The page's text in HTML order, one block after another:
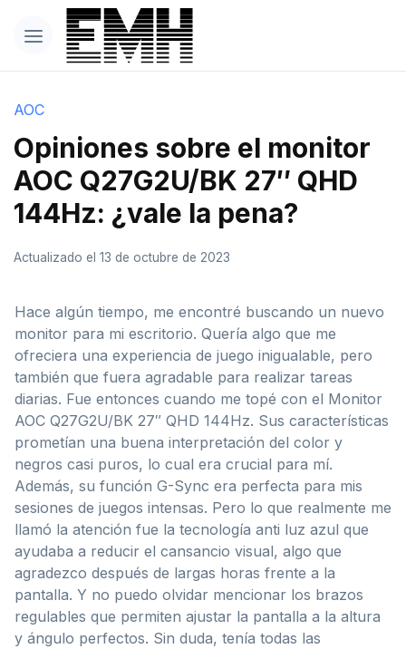
AOC
Opiniones sobre el monitor
AOC Q27G2U/BK 27″ QHD
144Hz: ¿vale la pena?
Actualizado el 13 de octubre de 2023
Hace algún tiempo, me encontré buscando un nuevo
monitor para mi escritorio. Quería algo que me
ofreciera una experiencia de juego inigualable, pero
también que fuera agradable para realizar tareas
diarias. Fue entonces cuando me topé con el Monitor
AOC Q27G2U/BK 27″ QHD 144Hz. Sus características
prometían una buena interpretación del color y
negros casi puros, lo cual era crucial para mí.
Además, su función G-Sync era perfecta para mis
sesiones de juegos intensas. Pero lo que realmente me
llamó la atención fue la tecnología anti luz azul que
ayudaba a reducir el cansancio visual, algo que
agradezco después de largas horas frente a la
pantalla. Y no puedo olvidar mencionar los brazos
regulables que permiten ajustar la pantalla a la altura
y ángulo perfectos. Sin duda, tenía todas las